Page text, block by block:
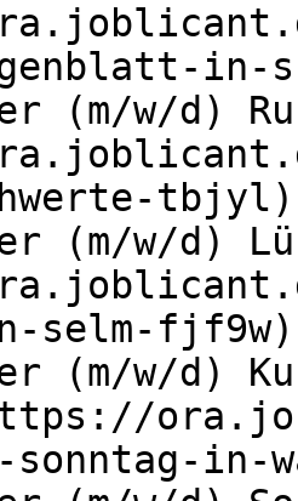
in-
(m/w/d)
tbjyl)
(m/w/d)
selm-fjf9w)
(m/w/d)
sonntag-in-